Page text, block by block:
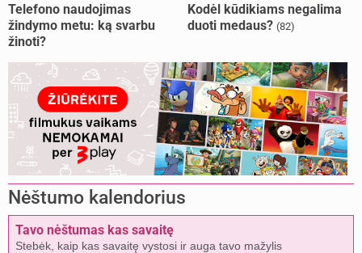
Telefono naudojimas
žindymo metu: ką svarbu
žinoti?
Kodėl kūdikiams negalima
duoti medaus? (82)
Nėštumo kalendorius
Tavo nėštumas kas savaitę
Stebėk, kaip kas savaitę vystosi ir auga tavo mažylis